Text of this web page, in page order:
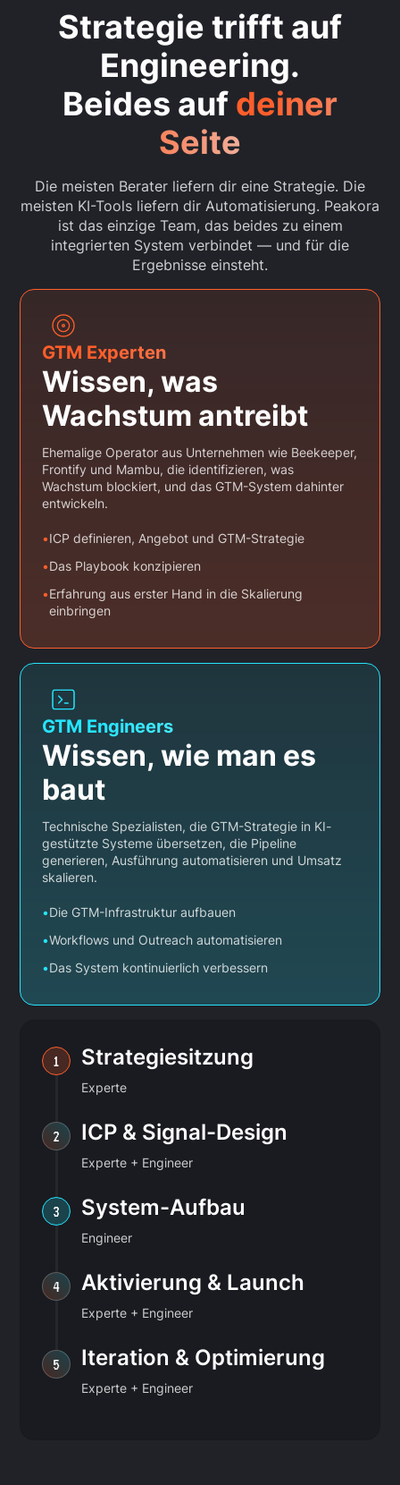
Strategie trifft auf
Engineering.
Beides auf deiner
Seite
Die meisten Berater liefern dir eine Strategie. Die
meisten KI-Tools liefern dir Automatisierung. Peakora
ist das einzige Team, das beides zu einem
integrierten System verbindet — und für die
Ergebnisse einsteht.
GTM Experten
Wissen, was
Wachstum antreibt
Ehemalige Operator aus Unternehmen wie Beekeeper,
Frontify und Mambu, die identifizieren, was
Wachstum blockiert, und das GTM-System dahinter
entwickeln.
•ICP definieren, Angebot und GTM-Strategie
•Das Playbook konzipieren
•Erfahrung aus erster Hand in die Skalierung
einbringen
GTM Engineers
Wissen, wie man es
baut
Technische Spezialisten, die GTM-Strategie in KI-
gestützte Systeme übersetzen, die Pipeline
generieren, Ausführung automatisieren und Umsatz
skalieren.
•Die GTM-Infrastruktur aufbauen
•Workflows und Outreach automatisieren
•Das System kontinuierlich verbessern
1 Strategiesitzung
Experte
2 ICP & Signal-Design
Experte + Engineer
3 System-Aufbau
Engineer
4 Aktivierung & Launch
Experte + Engineer
5 Iteration & Optimierung
Experte + Engineer